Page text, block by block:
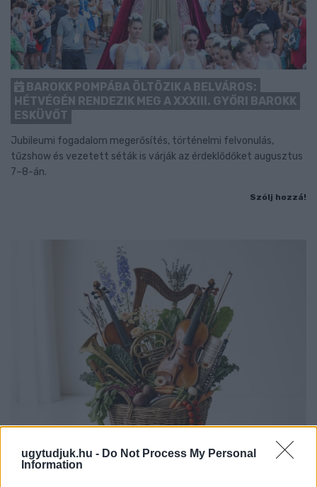
ugytudjuk.hu - Do Not Process My Personal
Information
BAROKK POMPÁBA ÖLTÖZIK A BELVÁROS:
HÉTVÉGÉN RENDEZIK MEG A XXXIII. GYŐRI BAROKK
ESKÜVŐT
Jubileumi fogadalom megerősítés, történelmi felvonulás,
tűzshow és vezetett séták is várják az érdeklődőket augusztus
7–8-án.
Szólj hozzá!
EXTRA: A VÁSÁRCSARNOKBAN NYITJA ÚJ ÉVADÁT
A GYŐRI FILHARMONIKUS ZENEKAR